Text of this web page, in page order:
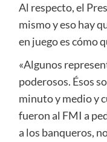
Al respecto, el
mismo y eso hay
en juego es cómo
«Algunos
poderosos. Ésos
minuto y medio y
fueron al FMI a
a los banqueros,